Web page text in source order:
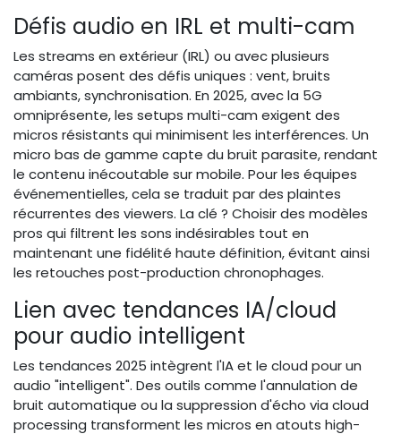
Défis audio en IRL et multi-cam
Les streams en extérieur (IRL) ou avec plusieurs
caméras posent des défis uniques : vent, bruits
ambiants, synchronisation. En 2025, avec la 5G
omniprésente, les setups multi-cam exigent des
micros résistants qui minimisent les interférences. Un
micro bas de gamme capte du bruit parasite, rendant
le contenu inécoutable sur mobile. Pour les équipes
événementielles, cela se traduit par des plaintes
récurrentes des viewers. La clé ? Choisir des modèles
pros qui filtrent les sons indésirables tout en
maintenant une fidélité haute définition, évitant ainsi
les retouches post-production chronophages.
Lien avec tendances IA/cloud
pour audio intelligent
Les tendances 2025 intègrent l'IA et le cloud pour un
audio "intelligent". Des outils comme l'annulation de
bruit automatique ou la suppression d'écho via cloud
processing transforment les micros en atouts high-